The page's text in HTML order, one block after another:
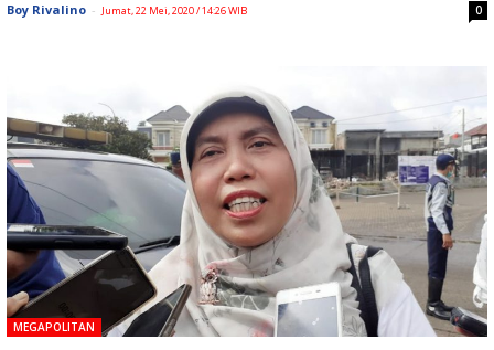
Boy Rivalino - Jumat, 22 Mei, 2020 / 14:26 WIB 0
MEGAPOLITAN